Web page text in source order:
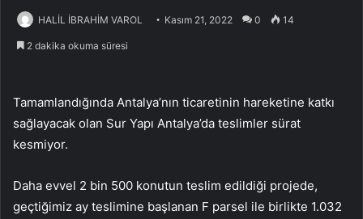
HALİL İBRAHİM VAROL Kasım 21, 2022 0 14
2 dakika okuma süresi
Tamamlandığında Antalya’nın ticaretinin hareketine katkı
sağlayacak olan Sur Yapı Antalya’da teslimler sürat
kesmiyor.
Daha evvel 2 bin 500 konutun teslim edildiği projede,
geçtiğimiz ay teslimine başlanan F parsel ile birlikte 1.032